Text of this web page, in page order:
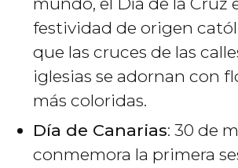
festividad de origen
que las cruces de las
iglesias se adornan con
más coloridas.
Día de Canarias: 30 de
conmemora la primera